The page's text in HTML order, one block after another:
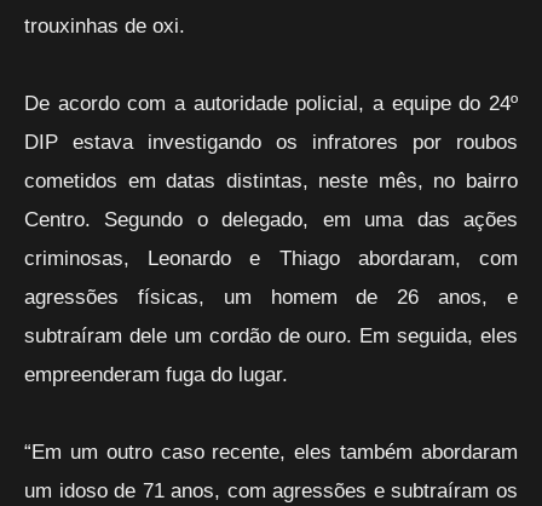
trouxinhas de oxi.
De acordo com a autoridade policial, a equipe do 24º
DIP estava investigando os infratores por roubos
cometidos em datas distintas, neste mês, no bairro
Centro. Segundo o delegado, em uma das ações
criminosas, Leonardo e Thiago abordaram, com
agressões físicas, um homem de 26 anos, e
subtraíram dele um cordão de ouro. Em seguida, eles
empreenderam fuga do lugar.
“Em um outro caso recente, eles também abordaram
um idoso de 71 anos, com agressões e subtraíram os